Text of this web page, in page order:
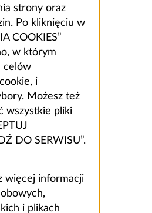
strony oraz
Po kliknięciu w
COOKIES”
w którym
celów
i
Możesz też
wszystkie pliki
DO SERWISU”.
więcej informacji
i plikach